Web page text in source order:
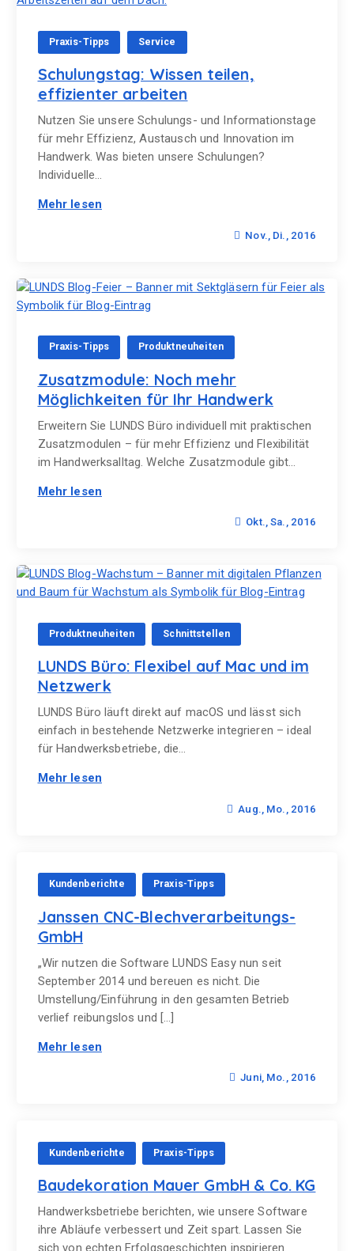
Praxis-Tipps Service
Schulungstag: Wissen teilen,
effizienter arbeiten
Nutzen Sie unsere Schulungs- und Informationstage
für mehr Effizienz, Austausch und Innovation im
Handwerk. Was bieten unsere Schulungen?
Individuelle…
Mehr lesen
Nov., Di., 2016
Praxis-Tipps Produktneuheiten
Zusatzmodule: Noch mehr
Möglichkeiten für Ihr Handwerk
Erweitern Sie LUNDS Büro individuell mit praktischen
Zusatzmodulen – für mehr Effizienz und Flexibilität
im Handwerksalltag. Welche Zusatzmodule gibt…
Mehr lesen
Okt., Sa., 2016
Produktneuheiten Schnittstellen
LUNDS Büro: Flexibel auf Mac und im
Netzwerk
LUNDS Büro läuft direkt auf macOS und lässt sich
einfach in bestehende Netzwerke integrieren – ideal
für Handwerksbetriebe, die…
Mehr lesen
Aug., Mo., 2016
Kundenberichte Praxis-Tipps
Janssen CNC-Blechverarbeitungs-
GmbH
„Wir nutzen die Software LUNDS Easy nun seit
September 2014 und bereuen es nicht. Die
Umstellung/Einführung in den gesamten Betrieb
verlief reibungslos und […]
Mehr lesen
Juni, Mo., 2016
Kundenberichte Praxis-Tipps
Baudekoration Mauer GmbH & Co. KG
Handwerksbetriebe berichten, wie unsere Software
ihre Abläufe verbessert und Zeit spart. Lassen Sie
sich von echten Erfolgsgeschichten inspirieren.